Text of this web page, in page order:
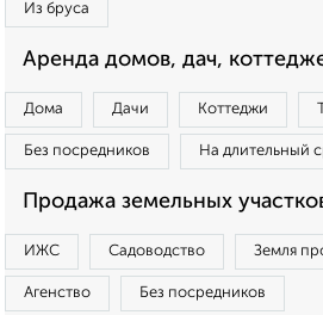
Из бруса
Аренда домов, дач,
Дома Дачи Коттеджи
Без посредников На длительный
Продажа земельных
ИЖС Садоводство Земля
Агенство Без посредников